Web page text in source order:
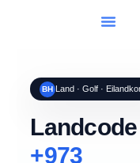
BH Land · Golf ·
+973